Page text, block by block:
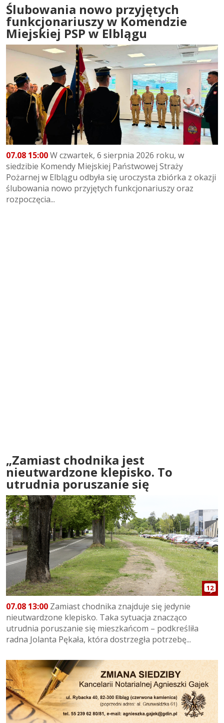
Ślubowania nowo przyjętych
funkcjonariuszy w Komendzie
Miejskiej PSP w Elblągu
07.08 15:00W czwartek, 6 sierpnia 2026 roku, w
siedzibie Komendy Miejskiej Państwowej Straży
Pożarnej w Elblągu odbyła się uroczysta zbiórka z okazji
ślubowania nowo przyjętych funkcjonariuszy oraz
rozpoczęcia...
„Zamiast chodnika jest
nieutwardzone klepisko. To
utrudnia poruszanie się
12
07.08 13:00 Zamiast chodnika znajduje się jedynie
nieutwardzone klepisko. Taka sytuacja znacząco
utrudnia poruszanie się mieszkańcom – podkreśliła
radna Jolanta Pękała, która dostrzegła potrzebę...